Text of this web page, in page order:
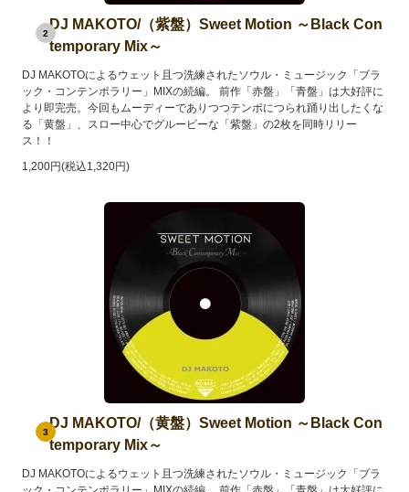
2
DJ MAKOTO/（紫盤）Sweet Motion ～Black Con
temporary Mix～
DJ MAKOTOによるウェット且つ洗練されたソウル・ミュージック「ブラ
ック・コンテンポラリー」MIXの続編。 前作「赤盤」「青盤」は大好評に
より即完売。今回もムーディーでありつつテンポにつられ踊り出したくな
る「黄盤」、スロー中心でグルービーな「紫盤」の2枚を同時リリー
ス！！
1,200円(税込1,320円)
3
DJ MAKOTO/（黄盤）Sweet Motion ～Black Con
temporary Mix～
DJ MAKOTOによるウェット且つ洗練されたソウル・ミュージック「ブラ